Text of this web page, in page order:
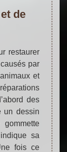
de
restaurer
par
et
des
un dessin
sa
fois ce